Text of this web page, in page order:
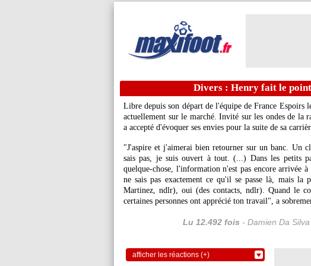
Divers : Henry fait le
Libre depuis son départ de l'équipe de France
actuellement sur le marché. Invité sur les ondes de la
a accepté d'évoquer ses envies pour la suite de sa
"J'aspire et j'aimerai bien retourner sur un banc. Un
sais pas, je suis ouvert à tout. (...) Dans les petits
quelque-chose, l'information n'est pas encore arrivée
ne sais pas exactement ce qu'il se passe là, mais la
Martinez, ndlr), oui (des contacts, ndlr). Quand le
certaines personnes ont apprécié ton travail", a
Lu 12.492 fois - Damien Da
afficher les réactions (+)